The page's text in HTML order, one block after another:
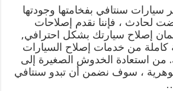
سيارات سنتافي بفخامتها وجودتها
لحادث ، فإننا نقدم إصلاحات
إصلاح سيارتك بشكل احترافي,
من خدمات إصلاح السيارات
من استعادة الخدوش الصغيرة إلى
جوهرية ، سوف نضمن أن تبدو سنتافي